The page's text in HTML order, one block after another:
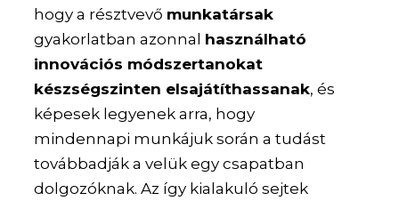
hogy a résztvevő munkatársak
gyakorlatban azonnal használható
innovációs módszertanokat
készségszinten elsajátíthassanak, és
képesek legyenek arra, hogy
mindennapi munkájuk során a tudást
továbbadják a velük egy csapatban
dolgozóknak. Az így kialakuló sejtek